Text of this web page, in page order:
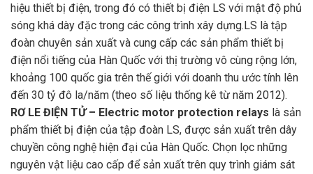
hiệu thiết bị điện, trong đó có thiết bị điện LS với mật độ phủ
sóng khá dày đặc trong các công trình xây dựng.LS là tập
đoàn chuyên sản xuất và cung cấp các sản phẩm thiết bị
điện nổi tiếng của Hàn Quốc với thị trường vô cùng rộng lớn,
khoảng 100 quốc gia trên thế giới với doanh thu ước tính lên
đến 30 tỷ đô la/năm (theo số liệu thống kê từ năm 2012).
RƠ LE ĐIỆN TỬ – Electric motor protection relays là sản
phẩm thiết bị điện của tập đoàn LS, được sản xuất trên dây
chuyền công nghệ hiện đại của Hàn Quốc. Chọn lọc những
nguyên vật liệu cao cấp để sản xuất trên quy trình giám sát